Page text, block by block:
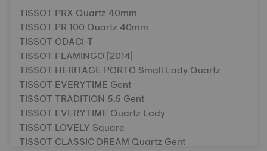
TISSOT PRX Quartz 40mm
TISSOT PR 100 Quartz 40mm
TISSOT ODACI-T
TISSOT FLAMINGO [2014]
TISSOT HERITAGE PORTO Small Lady Quartz
TISSOT EVERYTIME Gent
TISSOT TRADITION 5.5 Gent
TISSOT EVERYTIME Quartz Lady
TISSOT LOVELY Square
TISSOT CLASSIC DREAM Quartz Gent